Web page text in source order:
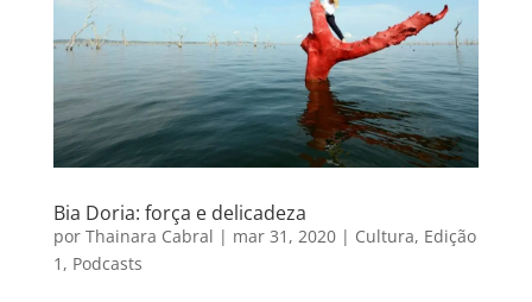
Bia Doria: força e delicadeza
por Thainara Cabral | mar 31, 2020| Cultura, Edição
1 , Podcasts